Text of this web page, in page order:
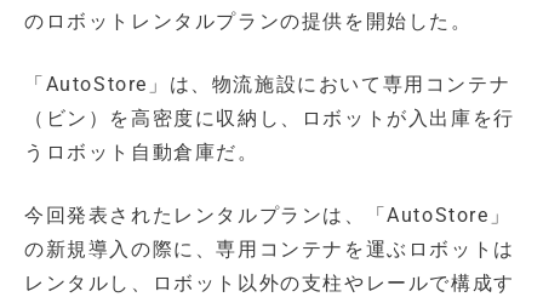
のロボットレンタルプランの提供を開始した。
「AutoStore」は、物流施設において専用コンテナ
（ビン）を高密度に収納し、ロボットが入出庫を行
うロボット自動倉庫だ。
今回発表されたレンタルプランは、「AutoStore」
の新規導入の際に、専用コンテナを運ぶロボットは
レンタルし、ロボット以外の支柱やレールで構成す